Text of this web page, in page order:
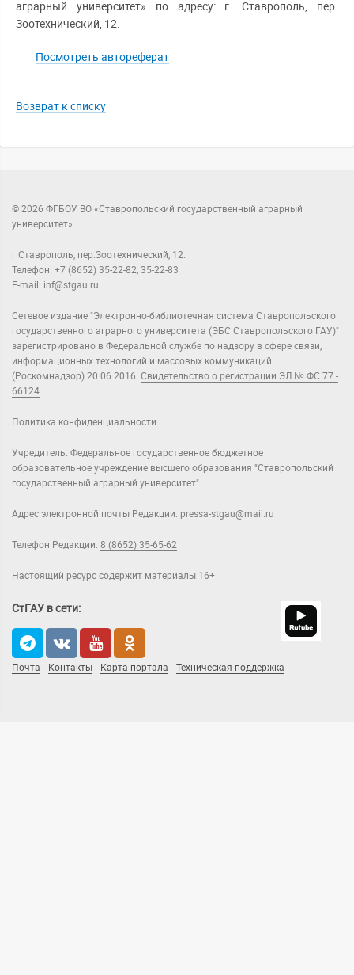
аграрный университет» по адресу: г. Ставрополь, пер.
Зоотехнический, 12.
Посмотреть автореферат
Возврат к списку
© 2026 ФГБОУ ВО «Ставропольский государственный аграрный
университет»
г.Ставрополь, пер.Зоотехнический, 12.
Телефон: +7 (8652) 35-22-82, 35-22-83
E-mail: inf@stgau.ru
Сетевое издание "Электронно-библиотечная система Ставропольского
государственного аграрного университета (ЭБС Ставропольского ГАУ)"
зарегистрировано в Федеральной службе по надзору в сфере связи,
информационных технологий и массовых коммуникаций
(Роскомнадзор) 20.06.2016. Свидетельство о регистрации ЭЛ № ФС 77 -
66124
Политика конфиденциальности
Учредитель: Федеральное государственное бюджетное
образовательное учреждение высшего образования "Ставропольский
государственный аграрный университет".
Адрес электронной почты Редакции: pressa-stgau@mail.ru
Телефон Редакции: 8 (8652) 35-65-62
Настоящий ресурс содержит материалы 16+
СтГАУ в сети:
Почта Контакты Карта портала Техническая поддержка